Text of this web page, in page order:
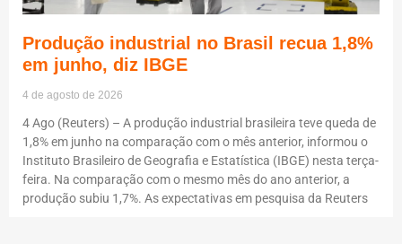
Produção industrial no Brasil recua 1,8%
em junho, diz IBGE
4 de agosto de 2026
4 Ago (Reuters) – A produção industrial brasileira teve queda de
1,8% em junho na comparação com o mês anterior, informou o
Instituto Brasileiro de Geografia e Estatística (IBGE) nesta terça-
feira. Na comparação com o mesmo mês do ano anterior, a
produção subiu 1,7%. As expectativas em pesquisa da Reuters